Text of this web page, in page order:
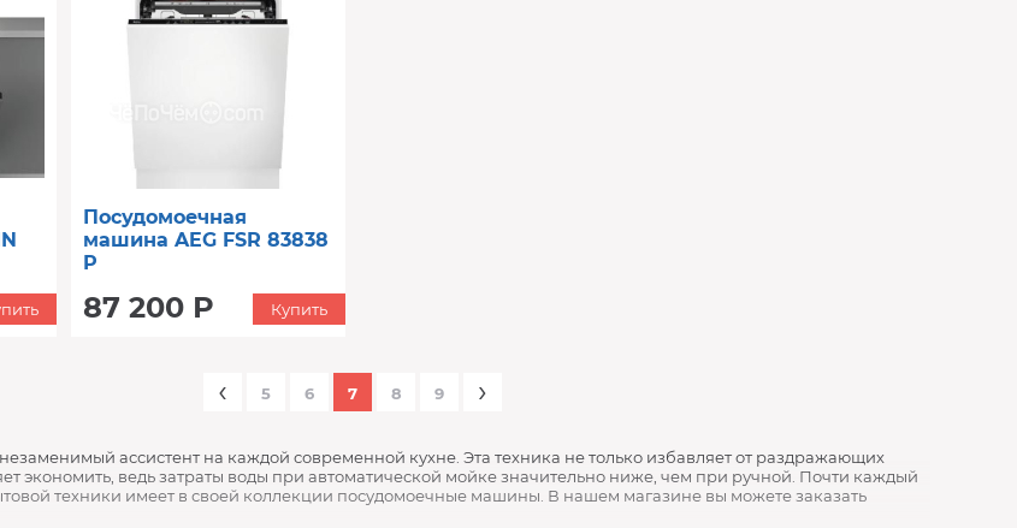
Посудомоечная
машина AEG FSR 83838
P
87 200 Р Купить
‹ 5 6 7 8 9 ›
ассистент на каждой современной кухне. Эта техника не только избавляет от раздражающих
экономить, ведь затраты воды при автоматической мойке значительно ниже, чем при ручной. Почти каждый
техники имеет в своей коллекции посудомоечные машины. В нашем магазине вы можете заказать